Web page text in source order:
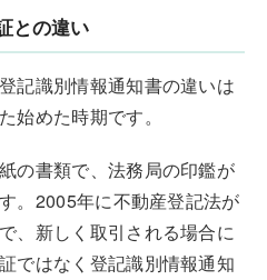
との違い
記識別情報通知書の違いは
始めた時期です。
の書類で、法務局の印鑑が
。2005年に不動産登記法が
、新しく取引される場合に
ではなく登記識別情報通知